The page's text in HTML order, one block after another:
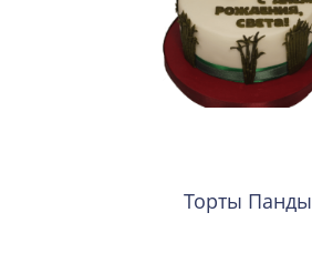
Торты Панды